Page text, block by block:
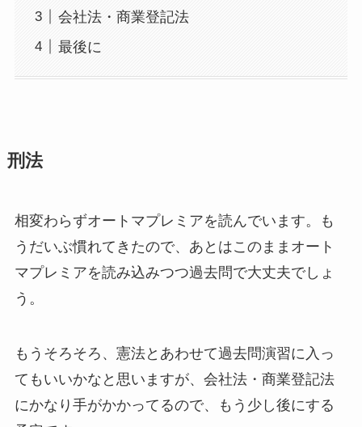
会社法・商業登記法
最後に
刑法
相変わらずオートマプレミアを読んでいます。も
うだいぶ慣れてきたので、あとはこのままオート
マプレミアを読み込みつつ過去問で大丈夫でしょ
う。
もうそろそろ、憲法とあわせて過去問演習に入っ
てもいいかなと思いますが、会社法・商業登記法
にかなり手がかかってるので、もう少し後にする